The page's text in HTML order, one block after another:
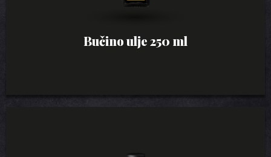
Bučino ulje 250 ml